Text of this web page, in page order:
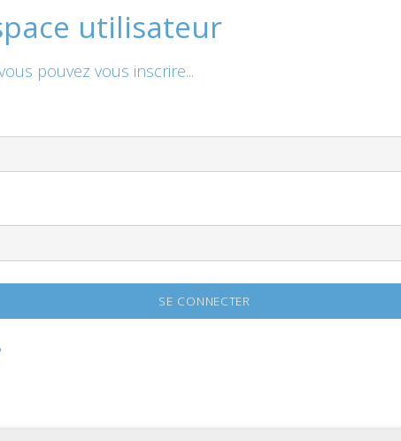
utilisateur
pouvez vous inscrire...